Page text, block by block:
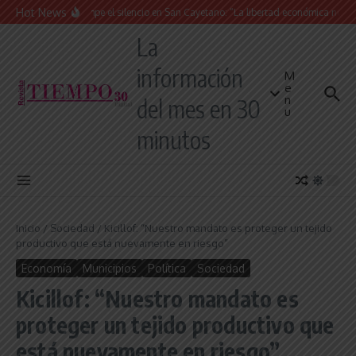
Saltar al contenido
Hot News
La Iglesia rompe el silencio en San Cayetano: “La libertad económica no
La
información
del mes en 30
minutos
M
e
n
u
Inicio / Sociedad / Kicillof: “Nuestro mandato es proteger un tejido
productivo que está nuevamente en riesgo”
Economía Municipios Política Sociedad
Kicillof: “Nuestro mandato es
proteger un tejido productivo que